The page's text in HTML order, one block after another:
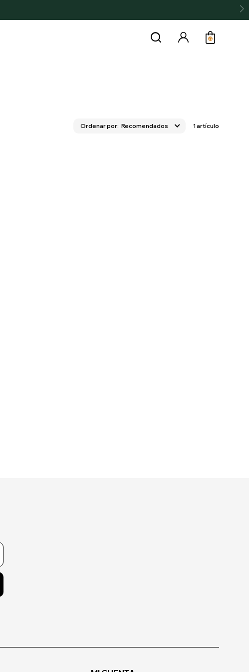
Recomendados 1 artículo